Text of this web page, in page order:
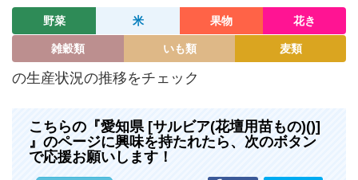
野菜 米 果物 花き
雑穀類 いも類 麦類
の生産状況の推移をチェック
こちらの『愛知県 [サルビア(花壇用苗もの)()]
』のページに興味を持たれたら、次のボタン
で応援お願いします！